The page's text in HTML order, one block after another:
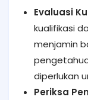
Evaluasi
kualifikasi
menjamin
diperlukan
Periksa